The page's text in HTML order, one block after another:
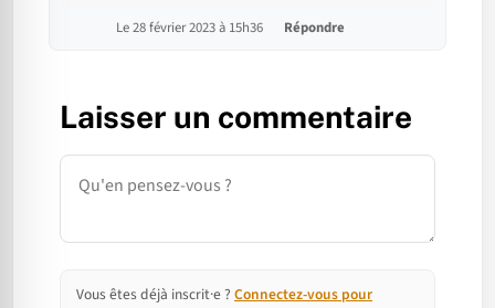
Le 28 février 2023 à 15h36 Répondre
Laisser un commentaire
Commentaire
Vous êtes déjà inscrit·e ? Connectez-vous pour